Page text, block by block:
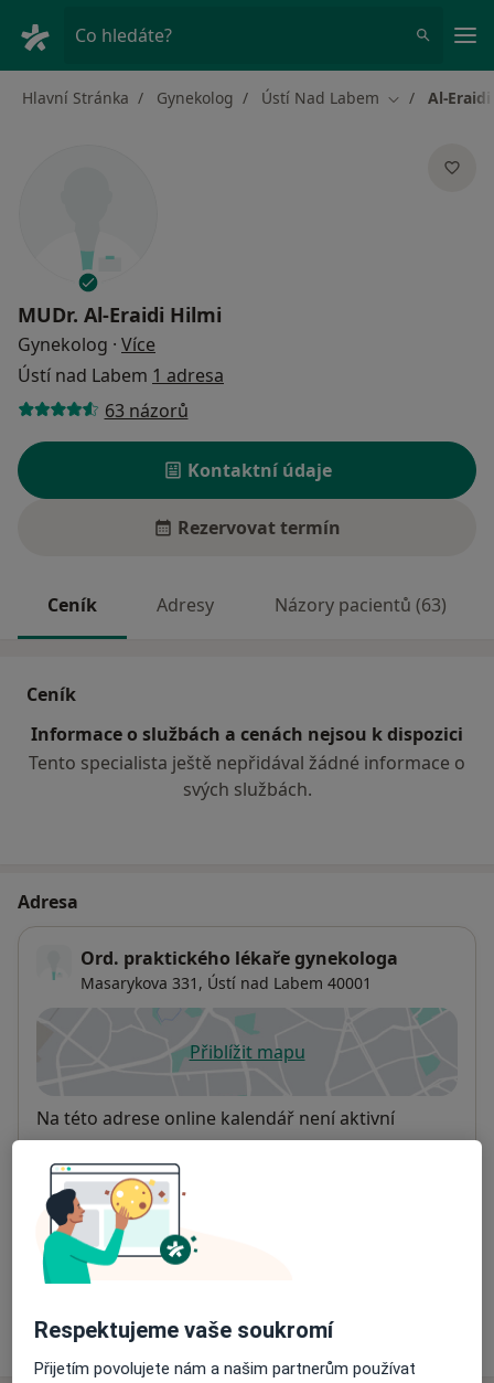
Co hledáte?
Hlavní Stránka Gynekolog Ústí Nad Labem Změna města
Al-
MUDr. Al-Eraidi Hilmi
Gynekolog · Více
Ústí nad Labem 1 adresa
63 názorů
Kontaktní údaje
Rezervovat termín
Ceník Adresy Názory pacientů (63)
Ceník
Informace o službách a cenách nejsou k dispozici
Tento specialista ještě nepřidával žádné informace o
svých službách.
Adresa
Ord. praktického lékaře gynekologa
Masarykova 331, Ústí nad Labem 40001
Přiblížit mapuse otevře v nové záložce
Dostupnost
Na této adrese online kalendář není aktivní
Způsoby platby (soukromé návštěvy)
Na teto adrese lékař přijímá pacienty na pojišťovnu
Detaily
Víceo adrese
Respektujeme vaše soukromí
Přijetím povolujete nám a našim partnerům používat